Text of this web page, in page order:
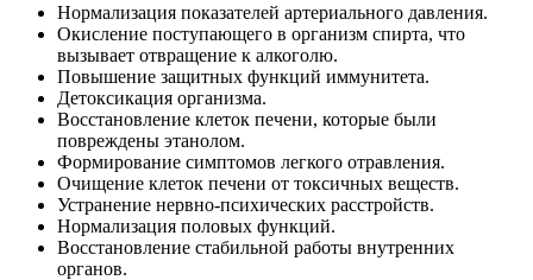
Нормализация показателей артериального давления.
Окисление поступающего в организм спирта, что
вызывает отвращение к алкоголю.
Повышение защитных функций иммунитета.
Детоксикация организма.
Восстановление клеток печени, которые были
повреждены этанолом.
Формирование симптомов легкого отравления.
Очищение клеток печени от токсичных веществ.
Устранение нервно-психических расстройств.
Нормализация половых функций.
Восстановление стабильной работы внутренних
органов.